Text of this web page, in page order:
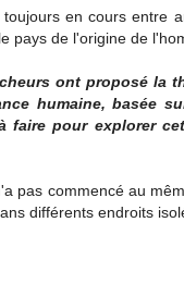
en cours entre
pays de l'origine de
ont proposé la
humaine, basée
faire pour explorer
pas commencé au
différents endroits